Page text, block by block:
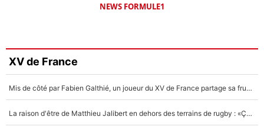
NEWS FORMULE1
XV de France
Mis de côté par Fabien Galthié, un joueur du XV de France partage sa frustration : «ils ne me l’ont pas dit tout de suite»
La raison d'être de Matthieu Jalibert en dehors des terrains de rugby : «Ça m'atteint autant que si tu touches à un membre de ma famille»